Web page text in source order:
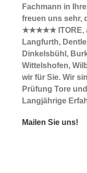
Fachmann in
freuen uns sehr,
★★★★★ ITORE,
Langfurth,
Dinkelsbühl,
Wittelshofen,
wir für Sie. Wir
Prüfung Tore
Langjährige
Mailen Sie uns!